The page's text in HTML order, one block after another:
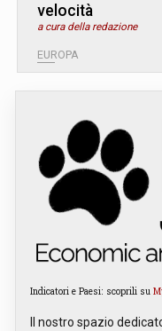
velocità
a cura della redazione
EUROPA
Indicatori e Paesi: scoprili su
Il nostro spazio